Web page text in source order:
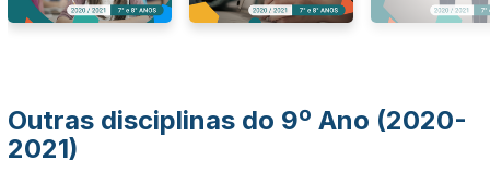
Outras disciplinas do 9º Ano (2020-
2021)